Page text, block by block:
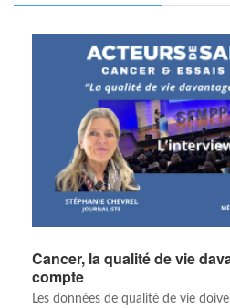
Cancer, la qualité de vie
compte
Les données de qualité de vie